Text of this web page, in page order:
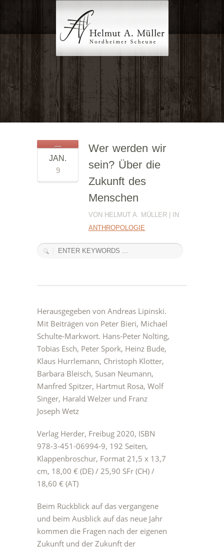
JAN.
9
Wer werden wir
sein? Über die
Zukunft des
Menschen
VON HELMUT A. MÜLLER | IN
ANTHROPOLOGIE
Herausgegeben von Andreas Lipinski.
Mit Beiträgen von Peter Bieri, Michael
Schulte-Markwort. Hans-Peter Nolting,
Tobias Esch, Peter Spork, Heinz Bude,
Klaus Hurrlemann, Christoph Klotter,
Barbara Bleisch, Susan Neumann,
Manfred Spitzer, Hartmut Rosa, Wolf
Singer, Harald Welzer und Franz
Joseph Wetz
Verlag Herder, Freibug 2020, ISBN
978-3-451-06994-9, 192 Seiten,
Klappenbroschur, Format 21,5 x 13,7
cm, 18,00 € (DE) / 25,90 SFr (CH) /
18,60 € (AT)
Beim Rückblick auf das vergangene
und beim Ausblick auf das neue Jahr
kommen die Fragen nach der eigenen
Zukunft und der Zukunft der